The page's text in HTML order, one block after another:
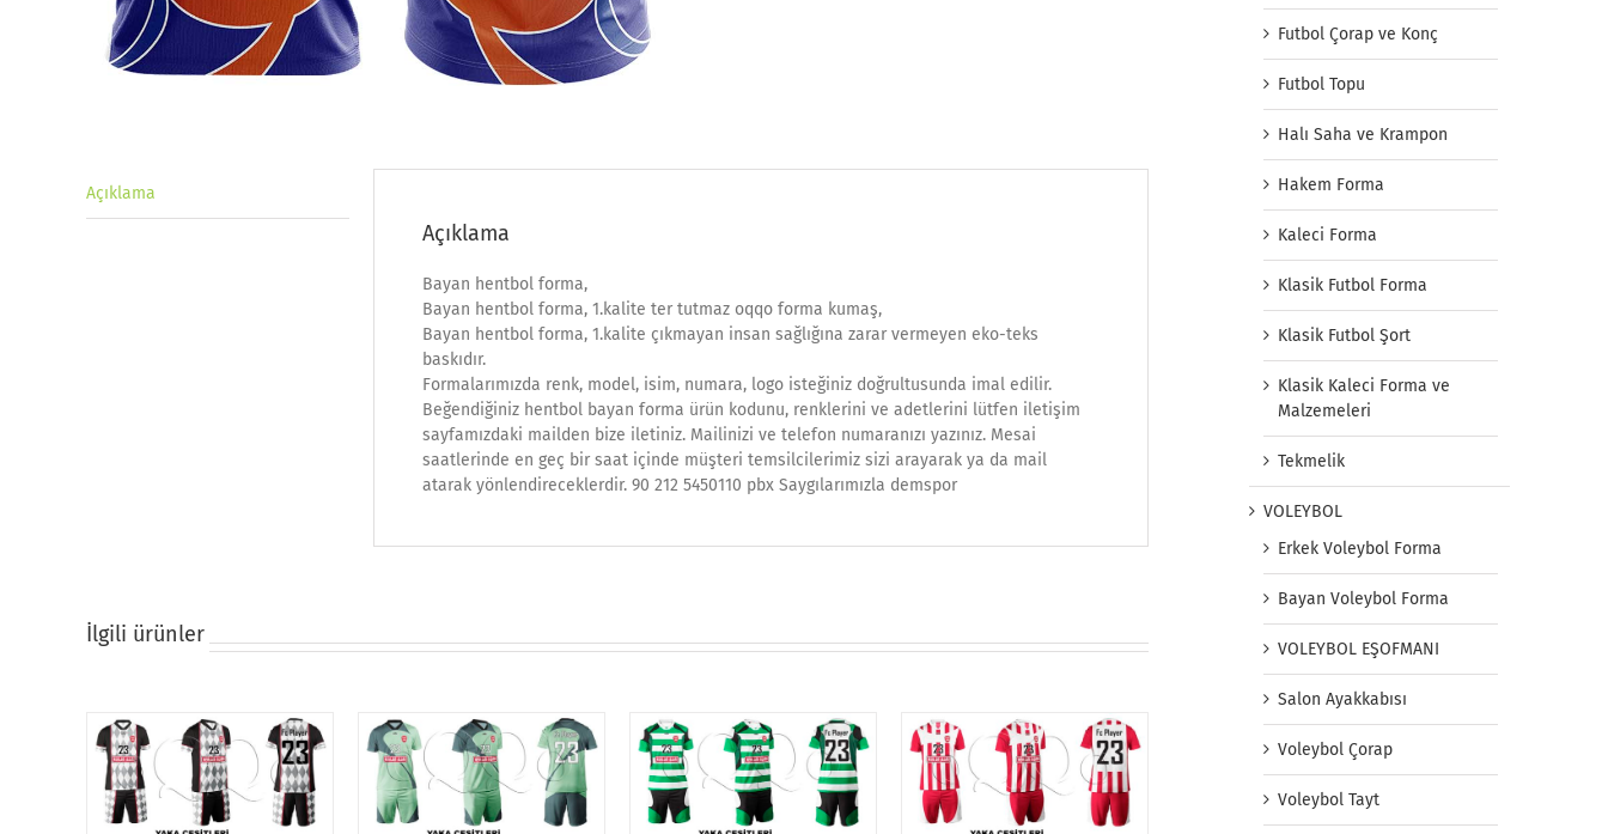
Açıklama
Açıklama
Bayan hentbol forma,
Bayan hentbol forma, 1.kalite ter tutmaz oqqo forma kumaş,
Bayan hentbol forma, 1.kalite çıkmayan insan sağlığına zarar vermeyen eko-teks
baskıdır.
Formalarımızda renk, model, isim, numara, logo isteğiniz doğrultusunda imal edilir.
Beğendiğiniz hentbol bayan forma ürün kodunu, renklerini ve adetlerini lütfen iletişim
sayfamızdaki mailden bize iletiniz. Mailinizi ve telefon numaranızı yazınız. Mesai
saatlerinde en geç bir saat içinde müşteri temsilcilerimiz sizi arayarak ya da mail
atarak yönlendireceklerdir. 90 212 5450110 pbx Saygılarımızla demspor
İlgili ürünler
Futbol Çorap ve Konç
Futbol Topu
Halı Saha ve Krampon
Hakem Forma
Kaleci Forma
Klasik Futbol Forma
Klasik Futbol Şort
Klasik Kaleci Forma ve
Malzemeleri
Tekmelik
VOLEYBOL
Erkek Voleybol Forma
Bayan Voleybol Forma
VOLEYBOL EŞOFMANI
Salon Ayakkabısı
Voleybol Çorap
Voleybol Tayt